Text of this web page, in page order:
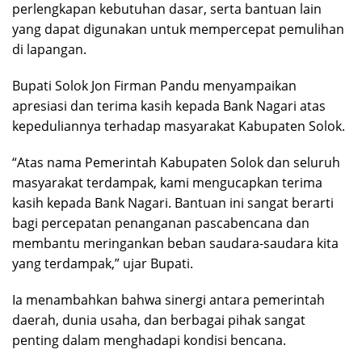
perlengkapan kebutuhan dasar, serta bantuan lain
yang dapat digunakan untuk mempercepat pemulihan
di lapangan.
Bupati Solok Jon Firman Pandu menyampaikan
apresiasi dan terima kasih kepada Bank Nagari atas
kepeduliannya terhadap masyarakat Kabupaten Solok.
“Atas nama Pemerintah Kabupaten Solok dan seluruh
masyarakat terdampak, kami mengucapkan terima
kasih kepada Bank Nagari. Bantuan ini sangat berarti
bagi percepatan penanganan pascabencana dan
membantu meringankan beban saudara-saudara kita
yang terdampak,” ujar Bupati.
Ia menambahkan bahwa sinergi antara pemerintah
daerah, dunia usaha, dan berbagai pihak sangat
penting dalam menghadapi kondisi bencana.